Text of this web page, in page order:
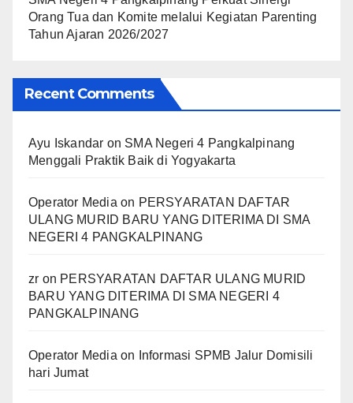
Orang Tua dan Komite melalui Kegiatan Parenting
Tahun Ajaran 2026/2027
Recent Comments
Ayu Iskandar on SMA Negeri 4 Pangkalpinang
Menggali Praktik Baik di Yogyakarta
Operator Mediaon PERSYARATAN DAFTAR
ULANG MURID BARU YANG DITERIMA DI SMA
NEGERI 4 PANGKALPINANG
zr on PERSYARATAN DAFTAR ULANG MURID
BARU YANG DITERIMA DI SMA NEGERI 4
PANGKALPINANG
Operator Mediaon
Informasi SPMB Jalur Domisili
hari Jumat